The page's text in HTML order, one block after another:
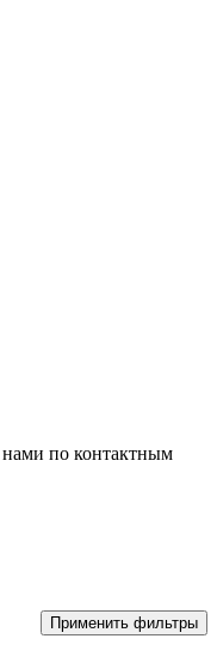
нами по контактным
Применить фильтры